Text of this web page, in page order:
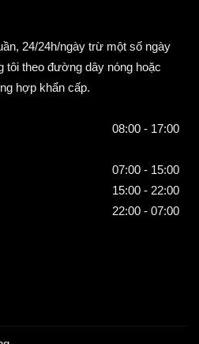
24/24h/ngày trừ một số ngày
tôi theo đường dây nóng hoặc
hợp khẩn cấp.
08:00 - 17:00
07:00 - 15:00
15:00 - 22:00
22:00 - 07:00